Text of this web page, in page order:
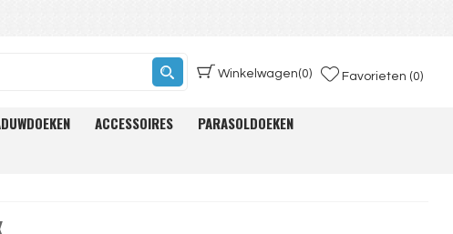
Winkelwagen(0) Favorieten (0)
ACCESSOIRES
PARASOLDOEKEN